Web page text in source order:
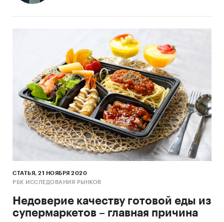
СТАТЬЯ, 21 НОЯБРЯ 2020
РБК ИССЛЕДОВАНИЯ РЫНКОВ
Недоверие качеству готовой еды из
супермаркетов – главная причина